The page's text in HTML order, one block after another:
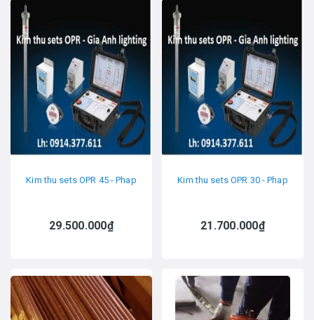
Kim thu sets OPR 45 - Phap
29.500.000₫
Kim thu sets OPR 30 - Phap
21.700.000₫